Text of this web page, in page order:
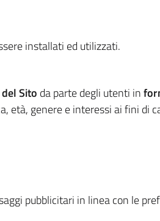
installati ed utilizzati.
Sito da parte degli utenti in
genere e interessi ai fini di
pubblicitari in linea con le